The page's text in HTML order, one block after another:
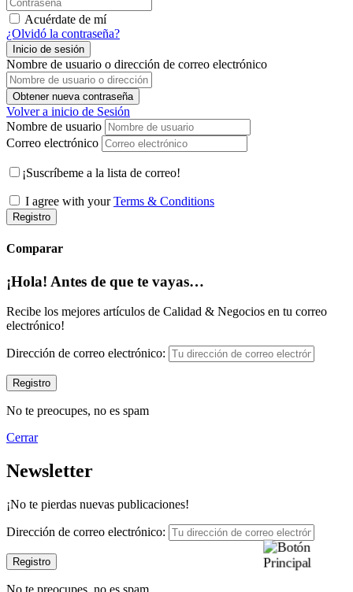
Acuérdate de mí
¿Olvidó la contraseña?
Inicio de sesión
Nombre de usuario o dirección de correo electrónico
Obtener nueva contraseña
Volver a inicio de Sesión
Nombre de usuario
Correo electrónico
¡Suscríbeme a la lista de correo!
I agree with yourTerms & Conditions
Registro
Comparar
¡Hola! Antes de que te vayas…
Recibe los mejores artículos de Calidad & Negocios en tu correo
electrónico!
Dirección de correo electrónico:
No te preocupes, no es spam
Cerrar
Newsletter
¡No te pierdas nuevas publicaciones!
Dirección de correo electrónico: